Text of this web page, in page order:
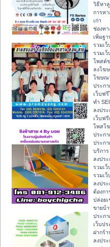
วิธีหา
การห
เก่า
ช่องทา
เพิ่มฐ
รวมเ
รวมเ
โพสต์
ลงโฆ
โฆษณ
ประก
เว็บฟรี
ทำ
ลงปร
เว็บฟ
โพสโ
ประก
ประก
บริการ
ลงปร
รวมเ
รวมเว็
ลงปร
ต้องกา
ปล่อย
ขายบ้
ประก
เว็บป
ฝากร้
ลงปร